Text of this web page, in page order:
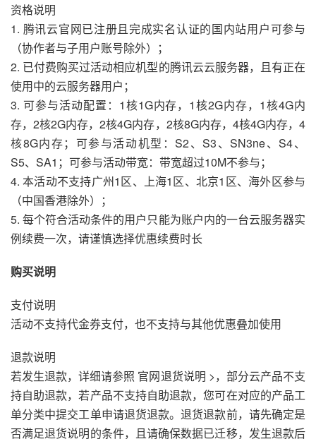
资格说明
1. 腾讯云官网已注册且完成实名认证的国内站用户可参与
（协作者与子用户账号除外）；
2. 已付费购买过活动相应机型的腾讯云云服务器，且有正在
使用中的云服务器用户；
3. 可参与活动配置：1核1G内存，1核2G内存，1核4G内
存，2核2G内存，2核4G内存，2核8G内存，4核4G内存，4
核8G内存；可参与活动机型：S2、S3、SN3ne、S4、
S5、SA1；可参与活动带宽：带宽超过10M不参与；
4. 本活动不支持广州1区、上海1区、北京1区、海外区参与
（中国香港除外）；
5. 每个符合活动条件的用户只能为账户内的一台云服务器实
例续费一次，请谨慎选择优惠续费时长
购买说明
支付说明
活动不支持代金券支付，也不支持与其他优惠叠加使用
退款说明
若发生退款，详细请参照 官网退货说明 >，部分云产品不支
持自助退款，若产品不支持自助退款，您可在对应的产品工
单分类中提交工单申请退货退款。退货退款前，请先确定是
否满足退货说明的条件，且请确保数据已迁移，发生退款后